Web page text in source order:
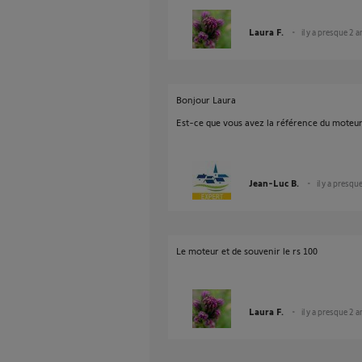
Laura F. il y a presque 2
Bonjour Laura
Est-ce que vous avez la référence du
Jean-Luc B. il y a
Le moteur et de souvenir le rs 100
Laura F. il y a presque 2